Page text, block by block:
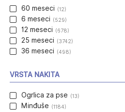
60 meseci (12)
6 meseci (529)
12 meseci (678)
25 meseci (3742)
36 meseci (498)
VRSTA NAKITA
Ogrlica za pse (13)
Minđuše (1184)